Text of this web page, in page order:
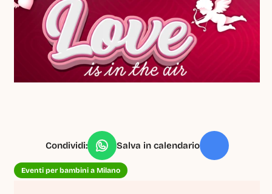
Condividi: Salva in calendario
Eventi per bambini a Milano